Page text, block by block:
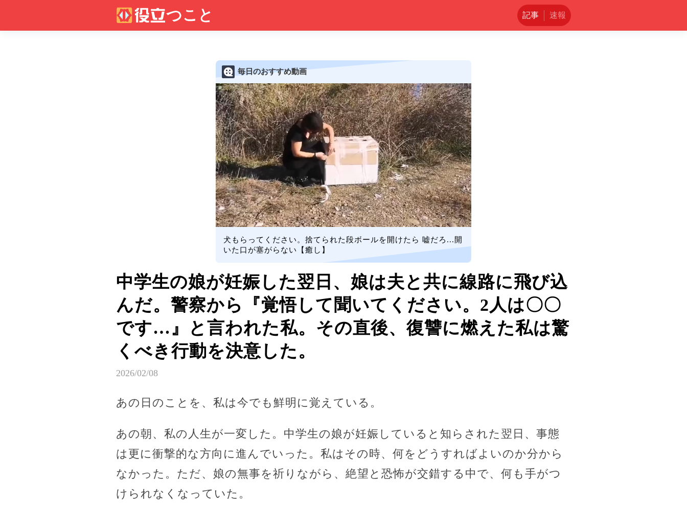
記事 速報
毎日のおすすめ動画
犬もらってください。捨てられた段ボールを開けたら 嘘だろ...開
いた口が塞がらない【癒し】
中学生の娘が妊娠した翌日、娘は夫と共に線路に飛び込
んだ。警察から『覚悟して聞いてください。2人は〇〇
です…』と言われた私。その直後、復讐に燃えた私は驚
くべき行動を決意した。
2026/02/08
あの日のことを、私は今でも鮮明に覚えている。
あの朝、私の人生が一変した。中学生の娘が妊娠していると知らされた翌日、事態
は更に衝撃的な方向に進んでいった。私はその時、何をどうすればよいのか分から
なかった。ただ、娘の無事を祈りながら、絶望と恐怖が交錯する中で、何も手がつ
けられなくなっていた。